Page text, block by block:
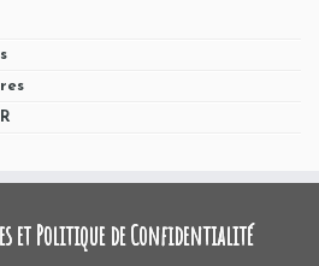
et Politique de Confidentialité